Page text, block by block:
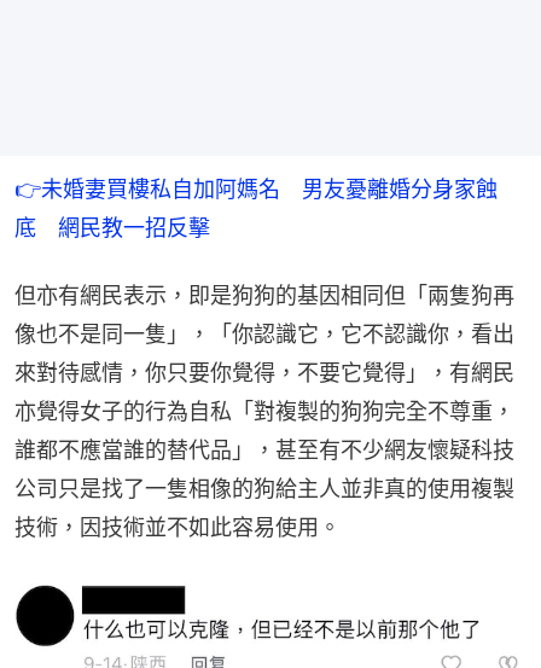
👉未婚妻買樓私自加阿媽名　男友憂離婚分身家蝕
底　網民教一招反擊
但亦有網民表示，即是狗狗的基因相同但「兩隻狗再
像也不是同一隻」，「你認識它，它不認識你，看出
來對待感情，你只要你覺得，不要它覺得」，有網民
亦覺得女子的行為自私「對複製的狗狗完全不尊重，
誰都不應當誰的替代品」，甚至有不少網友懷疑科技
公司只是找了一隻相像的狗給主人並非真的使用複製
技術，因技術並不如此容易使用。